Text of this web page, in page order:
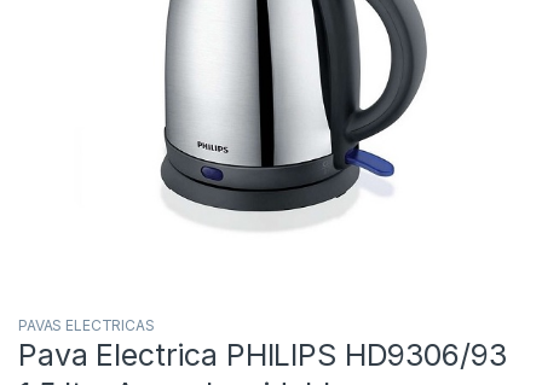
PAVAS ELECTRICAS
Pava Electrica PHILIPS HD9306/93